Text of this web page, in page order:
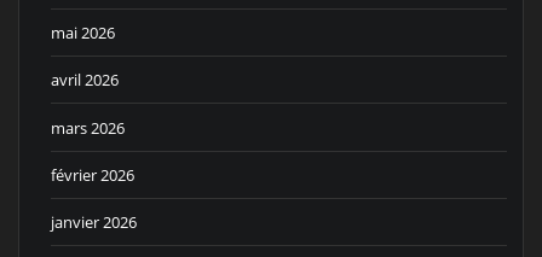
mai 2026
avril 2026
mars 2026
février 2026
janvier 2026